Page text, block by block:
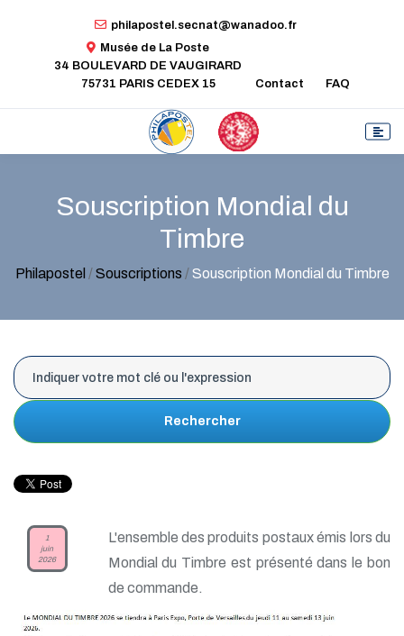
philapostel.secnat@wanadoo.fr
Musée de La Poste
34 BOULEVARD DE VAUGIRARD
75731 PARIS CEDEX 15
Contact FAQ
Souscription Mondial du
Timbre
Philapostel /Souscriptions /Souscription Mondial du Timbre
Rechercher
1
juin
2026
L'ensemble des produits postaux émis lors du
Mondial du Timbre est présenté dans le bon
de commande.